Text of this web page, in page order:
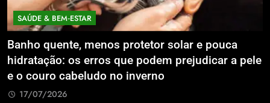
e pouca
a pele
ECONOMIA & NEGÓCIOS
Expansão da Micromobilidade
Litoral Catarinense com Sistema de
Compartilhados